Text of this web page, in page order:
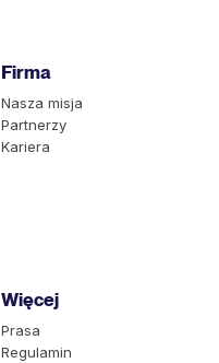
Firma
Nasza misja
Partnerzy
Kariera
Więcej
Prasa
Regulamin